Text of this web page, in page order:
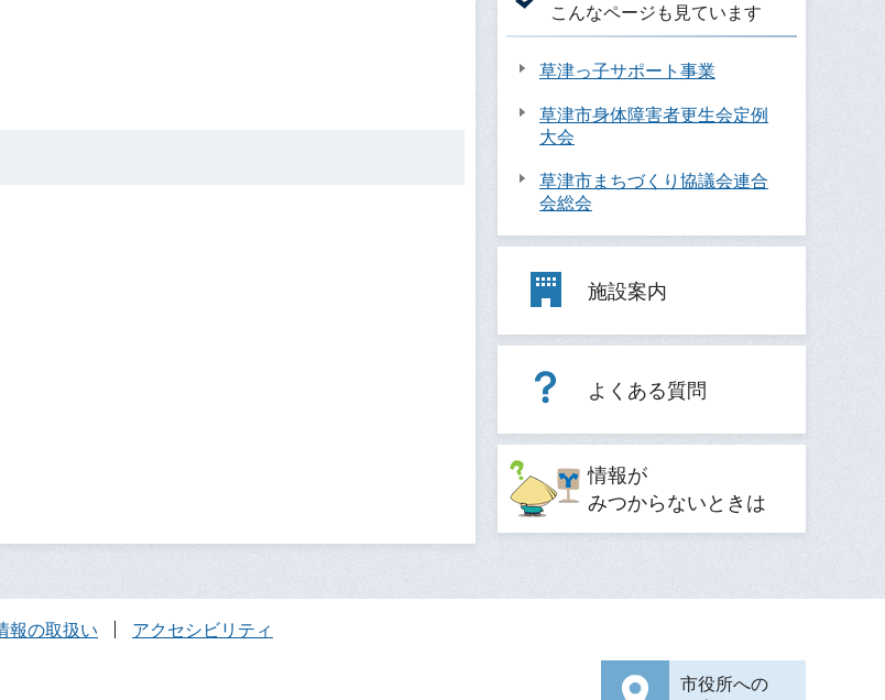
こんなページも見ています
草津っ子サポート事業
草津市身体障害者更生会定例
大会
草津市まちづくり協議会連合
会総会
施設案内
よくある質問
情報が
みつからないときは
報の取扱い アクセシビリティ
市役所への